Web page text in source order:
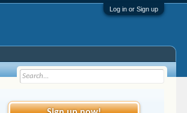
Log in or Sign up